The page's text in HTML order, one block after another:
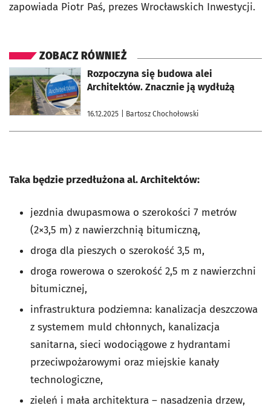
zapowiada Piotr Paś, prezes Wrocławskich Inwestycji.
ZOBACZ RÓWNIEŻ
Rozpoczyna się budowa alei
Architektów. Znacznie ją wydłużą
16.12.2025 | Bartosz Chochołowski
otworzy się w nowej karcie
Taka będzie przedłużona al. Architektów:
jezdnia dwupasmowa o szerokości 7 metrów
(2×3,5 m) z nawierzchnią bitumiczną,
droga dla pieszych o szerokość 3,5 m,
droga rowerowa o szerokość 2,5 m z nawierzchni
bitumicznej,
infrastruktura podziemna: kanalizacja deszczowa
z systemem muld chłonnych, kanalizacja
sanitarna, sieci wodociągowe z hydrantami
przeciwpożarowymi oraz miejskie kanały
technologiczne,
zieleń i mała architektura – nasadzenia drzew,